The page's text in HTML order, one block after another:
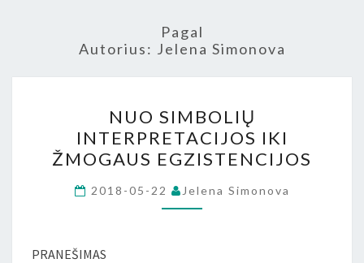
Pagal
Autorius: Jelena Simonova
SIMBOLIŲ
INTERPRETACIJOS
IKI
ŽMOGAUS
EGZISTENCIJOS
NUO SIMBOLIŲ
INTERPRETACIJOS IKI
ŽMOGAUS EGZISTENCIJOS
2018-05-22 Jelena Simonova
PRANEŠIMAS